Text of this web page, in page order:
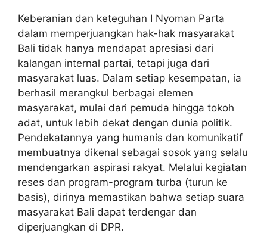
Keberanian dan keteguhan I Nyoman Parta
dalam memperjuangkan hak-hak masyarakat
Bali tidak hanya mendapat apresiasi dari
kalangan internal partai, tetapi juga dari
masyarakat luas. Dalam setiap kesempatan, ia
berhasil merangkul berbagai elemen
masyarakat, mulai dari pemuda hingga tokoh
adat, untuk lebih dekat dengan dunia politik.
Pendekatannya yang humanis dan komunikatif
membuatnya dikenal sebagai sosok yang selalu
mendengarkan aspirasi rakyat. Melalui kegiatan
reses dan program-program turba (turun ke
basis), dirinya memastikan bahwa setiap suara
masyarakat Bali dapat terdengar dan
diperjuangkan di DPR.